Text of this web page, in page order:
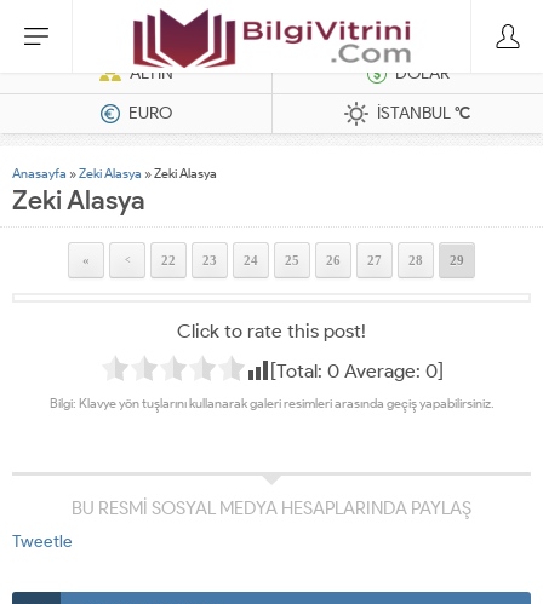
Dizel Jeneratörler
ALTIN
DOLAR
EURO
İSTANBUL°C
Anasayfa »Zeki Alasya »Zeki Alasya
Zeki Alasya
« < 22 23 24 25 26 27 28 29
Click to rate this post!
[Total: 0Average: 0]
Bilgi: Klavye yön tuşlarını kullanarak galeri resimleri arasında geçiş yapabilirsiniz.
BU RESMİ SOSYAL MEDYA HESAPLARINDA PAYLAŞ
Tweetle